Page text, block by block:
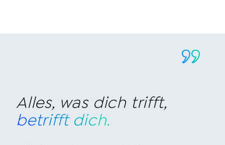
Alles, was dich trifft,
betrifft dich.